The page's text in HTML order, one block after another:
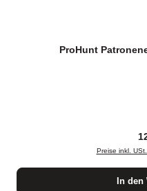
ProHunt
Preise inkl.
In